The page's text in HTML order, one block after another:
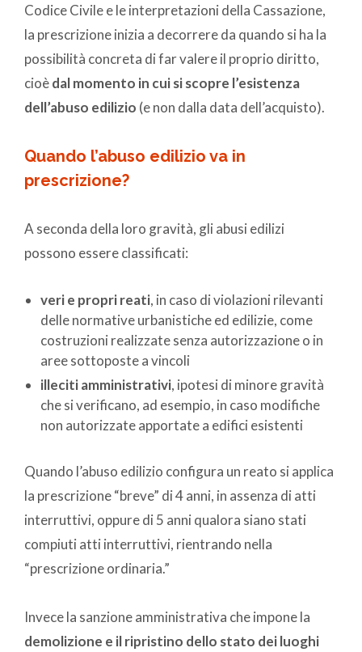
Codice Civile e le interpretazioni della Cassazione,
la prescrizione inizia a decorrere da quando si ha la
possibilità concreta di far valere il proprio diritto,
cioèdal momento in cui si scopre l’esistenza
dell’abuso edilizio (e non dalla data dell’acquisto).
Quando l’abuso edilizio va in
prescrizione?
A seconda della loro gravità, gli abusi edilizi
possono essere classificati:
veri e propri reati, in caso di violazioni rilevanti
delle normative urbanistiche ed edilizie, come
costruzioni realizzate senza autorizzazione o in
aree sottoposte a vincoli
illeciti amministrativi, ipotesi di minore gravità
che si verificano, ad esempio, in caso modifiche
non autorizzate apportate a edifici esistenti
Quando l’abuso edilizio configura un reato si applica
la prescrizione “breve” di 4 anni, in assenza di atti
interruttivi, oppure di 5 anni qualora siano stati
compiuti atti interruttivi, rientrando nella
“prescrizione ordinaria.”
Invece la sanzione amministrativa che impone la
demolizione e il ripristino dello stato dei luoghi